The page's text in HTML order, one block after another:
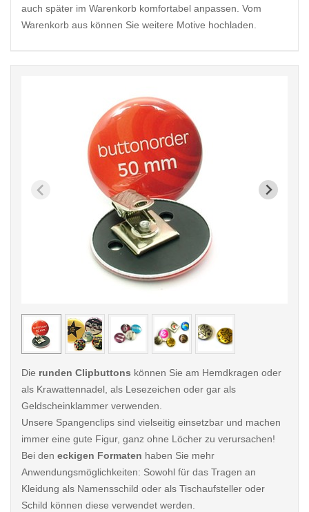
auch später im Warenkorb komfortabel anpassen. Vom
Warenkorb aus können Sie weitere Motive hochladen.
< /picture>
Die runden Clipbuttons können Sie am Hemdkragen oder
als Krawattennadel, als Lesezeichen oder gar als
Geldscheinklammer verwenden.
Unsere Spangenclips sind vielseitig einsetzbar und machen
immer eine gute Figur, ganz ohne Löcher zu verursachen!
Bei den eckigen Formaten haben Sie mehr
Anwendungsmöglichkeiten: Sowohl für das Tragen an
Kleidung als Namensschild oder als Tischaufsteller oder
Schild können diese verwendet werden.